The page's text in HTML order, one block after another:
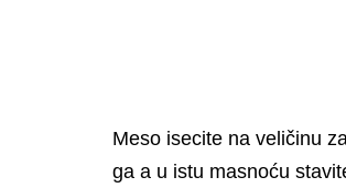
Meso isecite na veličinu
ga a u istu masnoću